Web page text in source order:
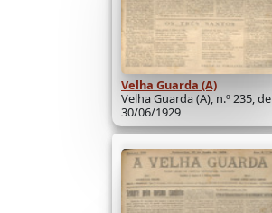
Velha Guarda (A)
Velha Guarda (A), n.º 235, de
30/06/1929